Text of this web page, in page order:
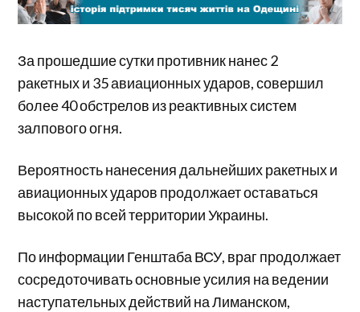
За прошедшие сутки противник нанес 2
ракетных и 35 авиационных ударов, совершил
более 40 обстрелов из реактивных систем
залпового огня.
Вероятность нанесения дальнейших ракетных и
авиационных ударов продолжает оставаться
высокой по всей территории Украины.
По информации Генштаба ВСУ, враг продолжает
сосредоточивать основные усилия на ведении
наступательных действий на Лиманском,